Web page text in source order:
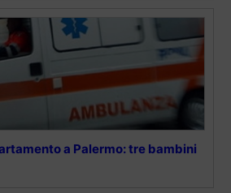
a Palermo: tre bambini